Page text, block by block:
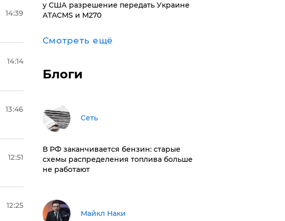
14:39
14:14
13:46
12:51
12:25
у США разрешение передать Украине
ATACMS и M270
Смотреть ещё
Блоги
Сеть
​В РФ заканчивается бензин: старые
схемы распределения топлива больше
не работают
Майкл Наки